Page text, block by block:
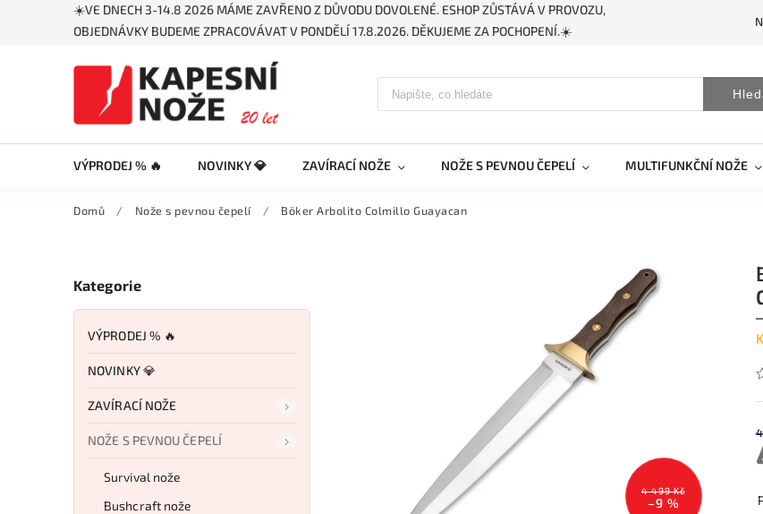
☀️VE DNECH 3-14.8 2026 MÁME ZAVŘENO Z DŮVODU DOVOLENÉ. ESHOP ZŮSTÁVÁ V PROVOZU,
OBJEDNÁVKY BUDEME ZPRACOVÁVAT V PONDĚLÍ 17.8.2026. DĚKUJEME ZA POCHOPENÍ.☀️
VÝPRODEJ % 🔥 NOVINKY 💎 ZAVÍRACÍ NOŽE NOŽE S PEVNOU ČEPELÍ MULTIFUNKČNÍ NOŽE
Domů / Nože s pevnou čepelí / Böker Arbolito Colmillo Guayacan
Kategorie
VÝPRODEJ % 🔥
NOVINKY 💎
ZAVÍRACÍ NOŽE
NOŽE S PEVNOU ČEPELÍ
Survival nože
Bushcraft nože
4 499 Kč
–9 %